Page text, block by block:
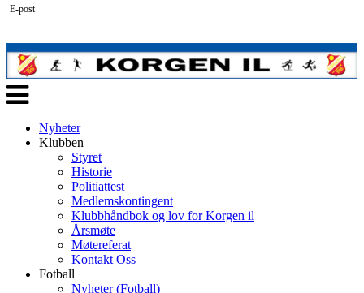
Veksle
navigasjon
Nyheter
Klubben
Styret
Historie
Politiattest
Medlemskontingent
Klubbhåndbok og lov for Korgen il
Årsmøte
Møtereferat
Kontakt Oss
Fotball
Nyheter (Fotball)
E-post